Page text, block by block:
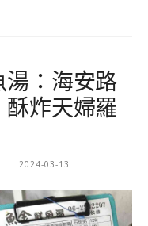
：海安路
酥炸天婦羅
2024-03-13